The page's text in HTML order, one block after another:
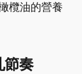
欖油的營養
節奏